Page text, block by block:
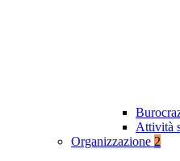
Attività
Organizzazione 2